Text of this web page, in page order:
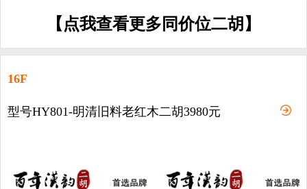
【点我查看更多同价位二胡】
16F
型号HY801-明清旧料老红木二胡3980元